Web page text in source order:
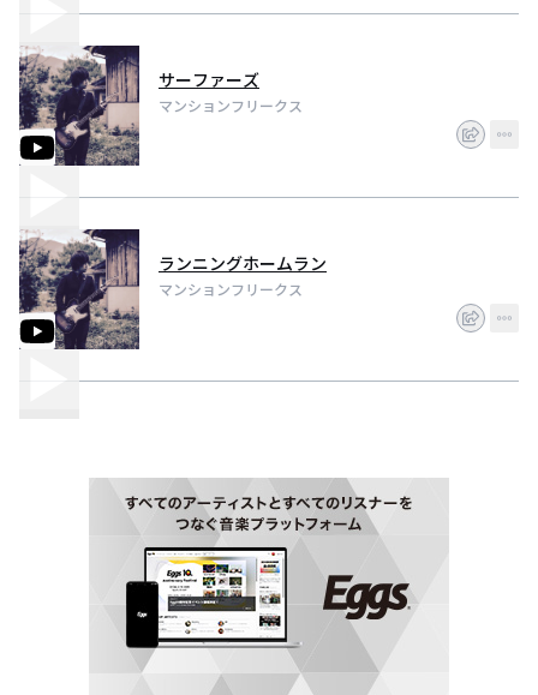
サーファーズ
マンションフリークス
ランニングホームラン
マンションフリークス